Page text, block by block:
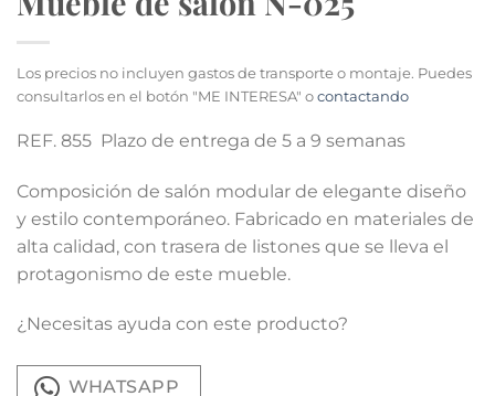
Los precios no incluyen gastos de transporte o montaje. Puedes
consultarlos en el botón "ME INTERESA" ocontactando
REF. 855 Plazo de entrega de 5 a 9 semanas
Composición de salón modular de elegante diseño
y estilo contemporáneo. Fabricado en materiales de
alta calidad, con trasera de listones que se lleva el
protagonismo de este mueble.
¿Necesitas ayuda con este producto?
WHATSAPP